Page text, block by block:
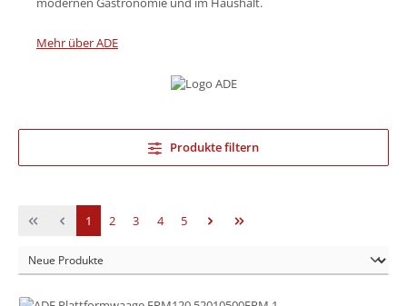
Mehr über ADE
Produkte filtern
Seite
1 Seite
2 Seite
3 Seite
4 Seite
5